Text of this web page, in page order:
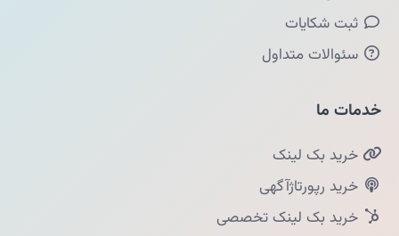
ثبت شکایات
سئوالات متداول
خدمات ما
خرید بک لینک
خرید رپورتاژآگهی
خرید بک لینک تخصصی